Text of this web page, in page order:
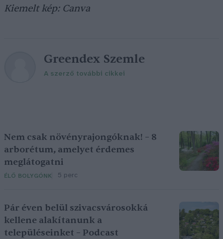
Kiemelt kép: Canva
Greendex Szemle
A szerző további cikkei
Nem csak növényrajongóknak! – 8
arborétum, amelyet érdemes
meglátogatni
ÉLŐ BOLYGÓNK 5 perc
Pár éven belül szivacsvárosokká
kellene alakítanunk a
településeinket – Podcast